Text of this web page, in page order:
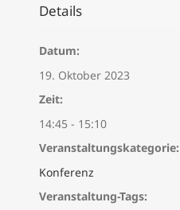
Details
Datum:
19. Oktober 2023
Zeit:
14:45 - 15:10
Veranstaltungskategorie:
Konferenz
Veranstaltung-Tags: